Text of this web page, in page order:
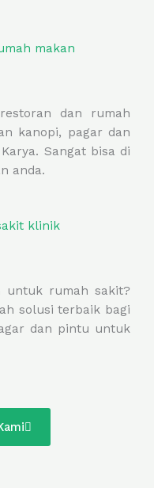
dan rumah
kanopi, pagar dan
Sangat bisa di
anda.
untuk rumah sakit?
solusi terbaik bagi
dan pintu untuk